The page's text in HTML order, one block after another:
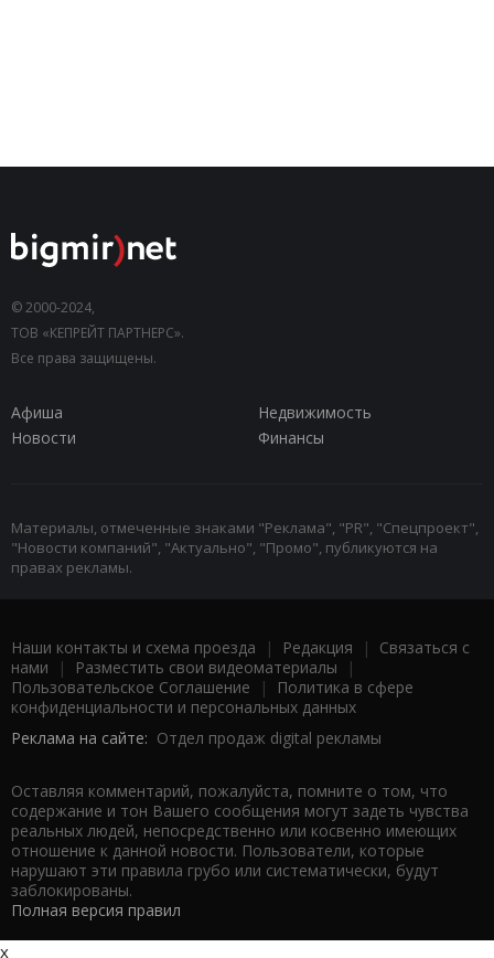
© 2000-2024,
ТОВ «КЕПРЕЙТ ПАРТНЕРС».
Все права защищены.
Афиша
Недвижимость
Новости
Финансы
Материалы, отмеченные знаками "Реклама", "PR", "Спецпроект",
"Новости компаний", "Актуально", "Промо", публикуются на
правах рекламы.
Наши контакты и схема проезда | Редакция | Связаться с
нами | Разместить свои видеоматериалы |
Пользовательское Соглашение |
Политика в сфере
конфиденциальности и персональных данных
Реклама на сайте: Отдел продаж digital рекламы
Оставляя комментарий, пожалуйста, помните о том, что
содержание и тон Вашего сообщения могут задеть чувства
реальных людей, непосредственно или косвенно имеющих
отношение к данной новости. Пользователи, которые
нарушают эти правила грубо или систематически, будут
заблокированы.
Полная версия правил
x